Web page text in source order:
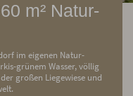
m² Natur-
im eigenen Natur-
grünem Wasser, völlig
großen Liegewiese und